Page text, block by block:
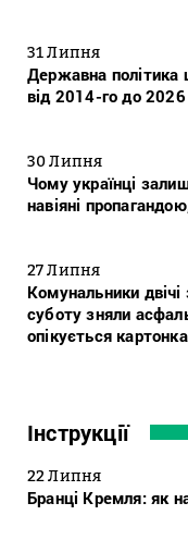
31 Липня
Державна політика
від 2014-го до
30 Липня
Чому українці
навіяні
27 Липня
Комунальники
суботу зняли
опікується
Інструкції
22 Липня
Бранці Кремля: як